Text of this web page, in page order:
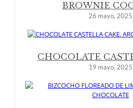
BROWNIE
26 mayo, 2025
CHOCOLATE
19 mayo, 2025